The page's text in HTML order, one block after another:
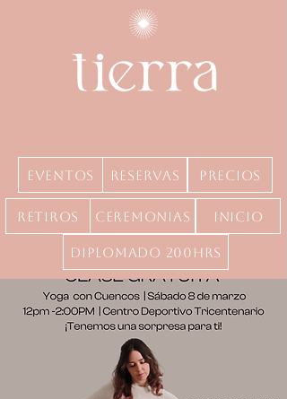
Reservas
Eventos precios
Ceremonias
Retiros inicio
Diplomado 200hrs